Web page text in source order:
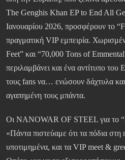
The Genghis Khan EP to End All
Ιανουαρίου 2026, προσφέρουν το
πραγματική VIP εμπειρία.
Feet” και “70,000 Tons of
περιλαμβάνει και ένα αντίτυπο του
τους fans να… ενώσουν δάχτυλα
αγαπημένη τους μπάντα.
Οι NANOWAR OF STEEL για το
«Πάντα πιστεύαμε ότι τα πόδια στη
υποτιμημένα, και τα VIP meet &